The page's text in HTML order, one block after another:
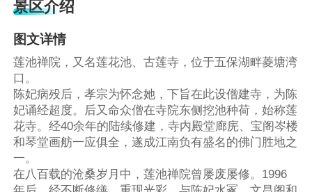
景区介绍
图文详情
莲池禅院，又名莲花池、古莲寺，位于五保湖畔菱塘湾
口。
陈妃病殁后，孝宗为怀念她，下旨在此设僧建寺，为陈
妃诵经超度。后又命众僧在寺院东侧挖池种荷，始称莲
花寺。经40余年的陆续修建，寺内殿堂廊庑、宝阁岑楼
和琴堂画舫一应俱全，遂成江南负有盛名的佛门胜地之
一。
在八百载的沧桑岁月中，莲池禅院曾屡废屡修。1996